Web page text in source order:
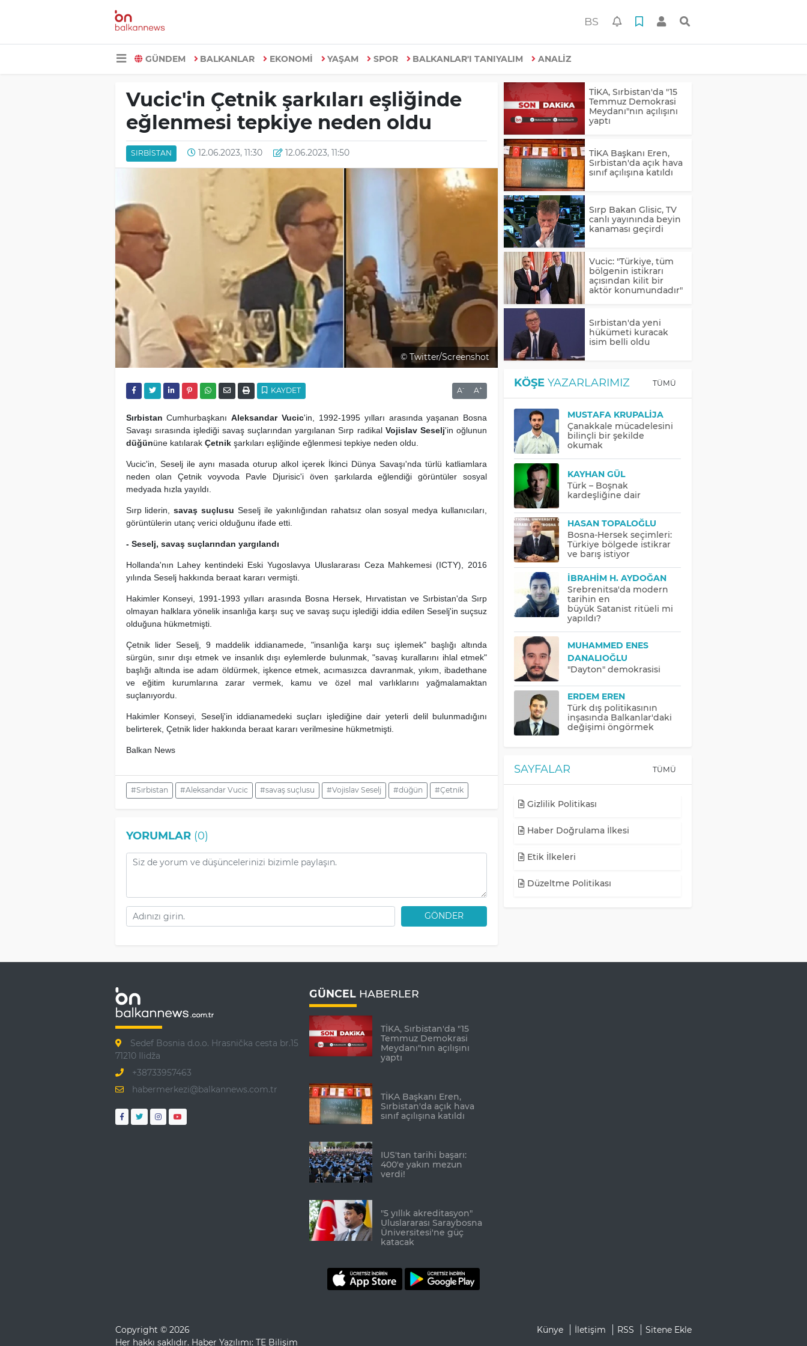
BS
GÜNDEM BALKANLAR EKONOMİ YAŞAM SPOR BALKANLAR'I TANIYALIM ANALİZ
Vucic'in Çetnik şarkıları eşliğinde
eğlenmesi tepkiye neden oldu
SIRBISTAN 12.06.2023, 11:30 12.06.2023, 11:50
© Twitter/Screenshot
KAYDET A- A+
Sırbistan CumhurbaşkanıAleksandar Vucic'in, 1992-1995 yılları arasında yaşanan Bosna
Savaşı sırasında işlediği savaş suçlarından yargılanan Sırp radikal Vojislav Seselj'in oğlunun
düğününe katılarak Çetnikşarkıları eşliğinde eğlenmesi tepkiye neden oldu.
Vucic'in, Seselj ile aynı masada oturup alkol içerek İkinci Dünya Savaşı'nda türlü katliamlara
neden olan Çetnik voyvoda Pavle Djurisic'i öven şarkılarda eğlendiği görüntüler sosyal
medyada hızla yayıldı.
Sırp liderin,savaş suçlusu Seselj ile yakınlığından rahatsız olan sosyal medya kullanıcıları,
görüntülerin utanç verici olduğunu ifade etti.
- Seselj, savaş suçlarından yargılandı
Hollanda'nın Lahey kentindeki Eski Yugoslavya Uluslararası Ceza Mahkemesi (ICTY), 2016
yılında Seselj hakkında beraat kararı vermişti.
Hakimler Konseyi, 1991-1993 yılları arasında Bosna Hersek, Hırvatistan ve Sırbistan'da Sırp
olmayan halklara yönelik insanlığa karşı suç ve savaş suçu işlediği iddia edilen Seselj'in suçsuz
olduğuna hükmetmişti.
Çetnik lider Seselj, 9 maddelik iddianamede, "insanlığa karşı suç işlemek" başlığı altında
sürgün, sınır dışı etmek ve insanlık dışı eylemlerde bulunmak, "savaş kurallarını ihlal etmek"
başlığı altında ise adam öldürmek, işkence etmek, acımasızca davranmak, yıkım, ibadethane
ve eğitim kurumlarına zarar vermek, kamu ve özel mal varlıklarını yağmalamaktan
suçlanıyordu.
Hakimler Konseyi, Seselj'in iddianamedeki suçları işlediğine dair yeterli delil bulunmadığını
belirterek, Çetnik lider hakkında beraat kararı verilmesine hükmetmişti.
Balkan News
#Sırbistan #Aleksandar Vucic #savaş suçlusu #Vojislav Seselj #düğün #Çetnik
YORUMLAR(0)
GÖNDER
TİKA, Sırbistan'da "15
Temmuz Demokrasi
Meydanı"nın açılışını
yaptı
TİKA Başkanı Eren,
Sırbistan'da açık hava
sınıf açılışına katıldı
Sırp Bakan Glisic, TV
canlı yayınında beyin
kanaması geçirdi
Vucic: "Türkiye, tüm
bölgenin istikrarı
açısından kilit bir
aktör konumundadır"
Sırbistan'da yeni
hükümeti kuracak
isim belli oldu
KÖŞE YAZARLARIMIZ TÜMÜ
MUSTAFA KRUPALIJA
Çanakkale mücadelesini
bilinçli bir şekilde
okumak
KAYHAN GÜL
Türk – Boşnak
kardeşliğine dair
HASAN TOPALOĞLU
Bosna-Hersek seçimleri:
Türkiye bölgede istikrar
ve barış istiyor
İBRAHIM H. AYDOĞAN
Srebrenitsa'da modern
tarihin en
büyük Satanist ritüeli mi
yapıldı?
MUHAMMED ENES
DANALIOĞLU
"Dayton" demokrasisi
ERDEM EREN
Türk dış politikasının
inşasında Balkanlar'daki
değişimi öngörmek
SAYFALAR TÜMÜ
Gizlilik Politikası
Haber Doğrulama İlkesi
Etik İlkeleri
Düzeltme Politikası
Sedef Bosnia d.o.o. Hrasnička cesta br.15
71210 Ilidža
+38733957463
habermerkezi@balkannews.com.tr
GÜNCEL HABERLER
TİKA, Sırbistan'da "15
Temmuz Demokrasi
Meydanı"nın açılışını
yaptı
TİKA Başkanı Eren,
Sırbistan'da açık hava
sınıf açılışına katıldı
IUS'tan tarihi başarı:
400'e yakın mezun
verdi!
"5 yıllık akreditasyon"
Uluslararası Saraybosna
Üniversitesi'ne güç
katacak
Copyright © 2026
Her hakkı saklıdır. Haber Yazılımı: TE Bilişim
Künye İletişim RSS Sitene Ekle